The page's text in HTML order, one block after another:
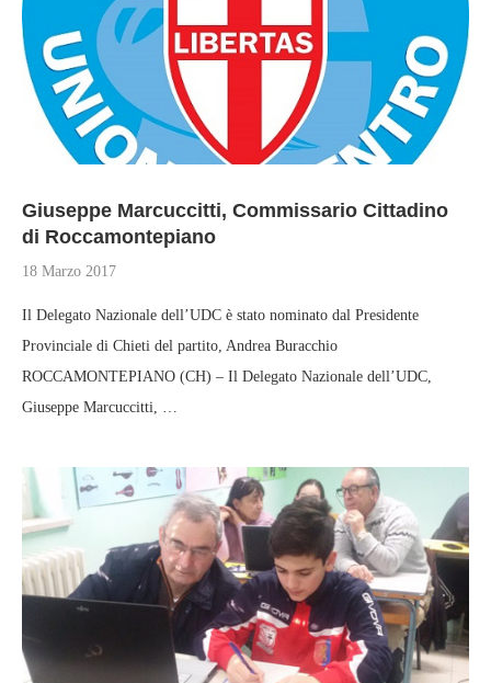
Giuseppe Marcuccitti, Commissario Cittadino
di Roccamontepiano
18 Marzo 2017
Il Delegato Nazionale dell’UDC è stato nominato dal Presidente
Provinciale di Chieti del partito, Andrea Buracchio
ROCCAMONTEPIANO (CH) – Il Delegato Nazionale dell’UDC,
Giuseppe Marcuccitti, …